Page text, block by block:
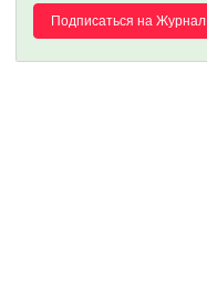
Подписаться на Журнал